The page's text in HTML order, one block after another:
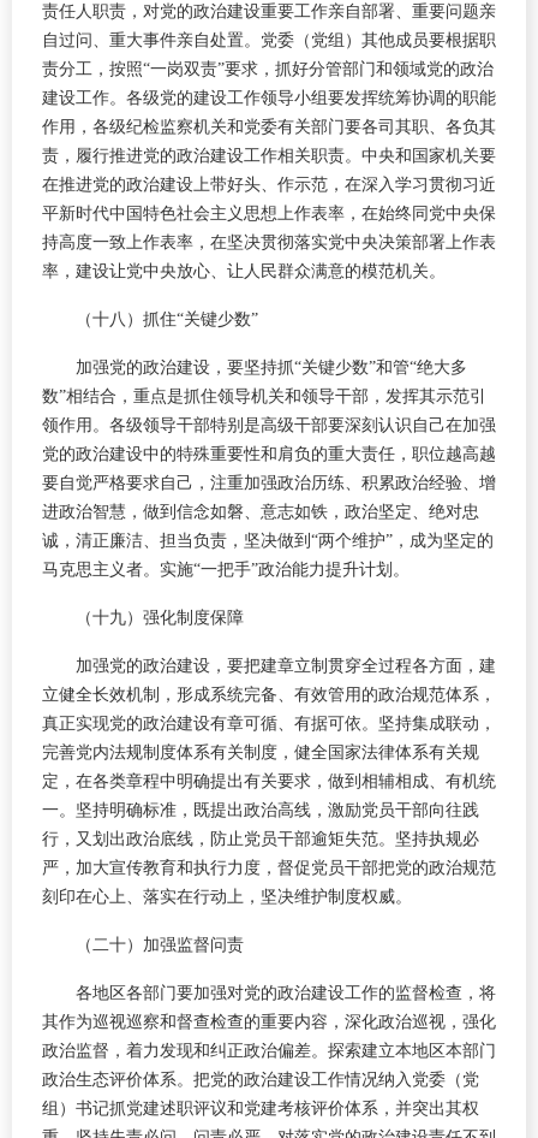
责任人职责，对党的政治建设重要工作亲自部署、重要问题亲
自过问、重大事件亲自处置。党委（党组）其他成员要根据职
责分工，按照“一岗双责”要求，抓好分管部门和领域党的政治
建设工作。各级党的建设工作领导小组要发挥统筹协调的职能
作用，各级纪检监察机关和党委有关部门要各司其职、各负其
责，履行推进党的政治建设工作相关职责。中央和国家机关要
在推进党的政治建设上带好头、作示范，在深入学习贯彻习近
平新时代中国特色社会主义思想上作表率，在始终同党中央保
持高度一致上作表率，在坚决贯彻落实党中央决策部署上作表
率，建设让党中央放心、让人民群众满意的模范机关。
（十八）抓住“关键少数”
加强党的政治建设，要坚持抓“关键少数”和管“绝大多
数”相结合，重点是抓住领导机关和领导干部，发挥其示范引
领作用。各级领导干部特别是高级干部要深刻认识自己在加强
党的政治建设中的特殊重要性和肩负的重大责任，职位越高越
要自觉严格要求自己，注重加强政治历练、积累政治经验、增
进政治智慧，做到信念如磐、意志如铁，政治坚定、绝对忠
诚，清正廉洁、担当负责，坚决做到“两个维护”，成为坚定的
马克思主义者。实施“一把手”政治能力提升计划。
（十九）强化制度保障
加强党的政治建设，要把建章立制贯穿全过程各方面，建
立健全长效机制，形成系统完备、有效管用的政治规范体系，
真正实现党的政治建设有章可循、有据可依。坚持集成联动，
完善党内法规制度体系有关制度，健全国家法律体系有关规
定，在各类章程中明确提出有关要求，做到相辅相成、有机统
一。坚持明确标准，既提出政治高线，激励党员干部向往践
行，又划出政治底线，防止党员干部逾矩失范。坚持执规必
严，加大宣传教育和执行力度，督促党员干部把党的政治规范
刻印在心上、落实在行动上，坚决维护制度权威。
（二十）加强监督问责
各地区各部门要加强对党的政治建设工作的监督检查，将
其作为巡视巡察和督查检查的重要内容，深化政治巡视，强化
政治监督，着力发现和纠正政治偏差。探索建立本地区本部门
政治生态评价体系。把党的政治建设工作情况纳入党委（党
组）书记抓党建述职评议和党建考核评价体系，并突出其权